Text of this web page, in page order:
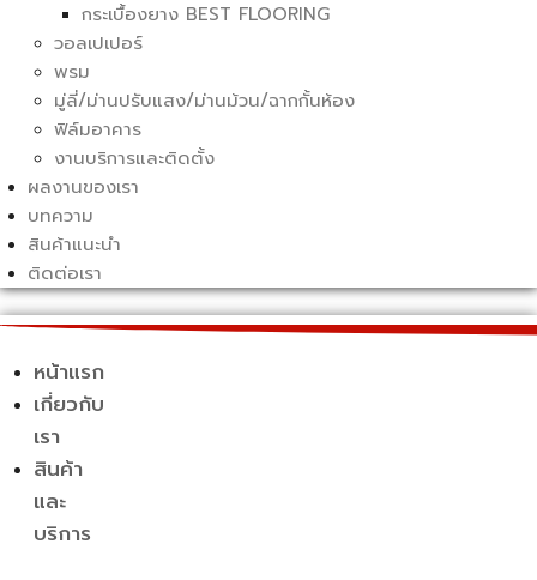
กระเบื้องยาง BEST FLOORING
วอลเปเปอร์
พรม
มู่ลี่/ม่านปรับแสง/ม่านม้วน/ฉากกั้นห้อง
ฟิล์มอาคาร
งานบริการและติดตั้ง
ผลงานของเรา
บทความ
สินค้าแนะนำ
ติดต่อเรา
หน้าแรก
เกี่ยวกับ
เรา
สินค้า
และ
บริการ